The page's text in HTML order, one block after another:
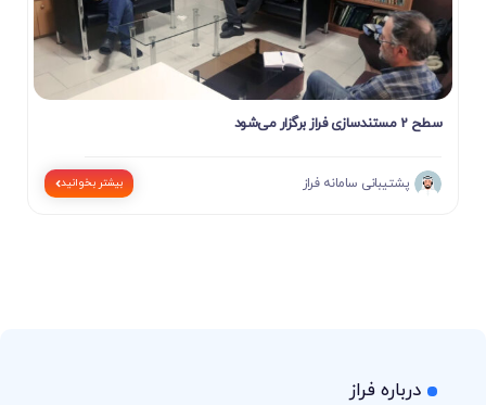
سطح 2 مستندسازی فراز برگزار می‌شود
پشتیبانی سامانه فراز بیشتر بخوانید
درباره فراز